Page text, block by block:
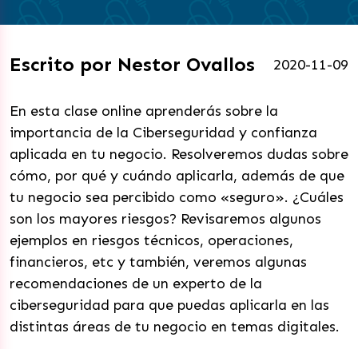
Escrito por Nestor Ovallos 2020-11-09
En esta clase online aprenderás sobre la
importancia de la Ciberseguridad y confianza
aplicada en tu negocio. Resolveremos dudas sobre
cómo, por qué y cuándo aplicarla, además de que
tu negocio sea percibido como «seguro». ¿Cuáles
son los mayores riesgos? Revisaremos algunos
ejemplos en riesgos técnicos, operaciones,
financieros, etc y también, veremos algunas
recomendaciones de un experto de la
ciberseguridad para que puedas aplicarla en las
distintas áreas de tu negocio en temas digitales.